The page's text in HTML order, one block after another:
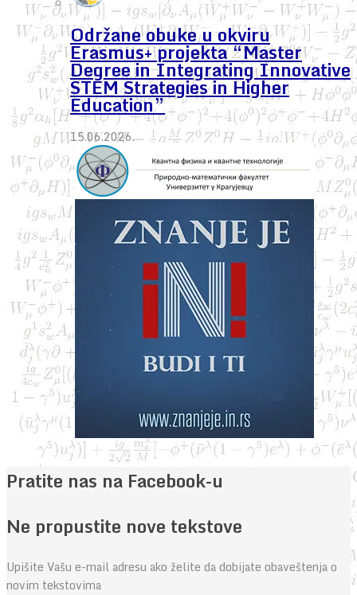
Održane obuke u okviru
Erasmus+ projekta “Master
Degree in Integrating Innovative
STEM Strategies in Higher
Education”
15.06.2026.
Pratite nas na Facebook-u
Ne propustite nove tekstove
Upišite Vašu e-mail adresu ako želite da dobijate obaveštenja o
novim tekstovima